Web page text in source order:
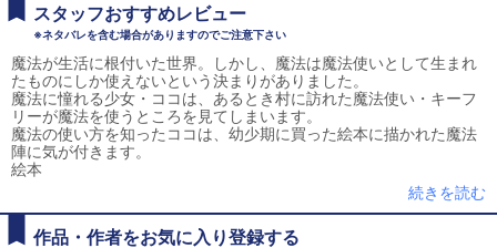
スタッフおすすめレビュー
※ネタバレを含む場合がありますのでご注意下さい
魔法が生活に根付いた世界。しかし、魔法は魔法使いとして生まれ
たものにしか使えないという決まりがありました。
魔法に憧れる少女・ココは、あるとき村に訪れた魔法使い・キーフ
リーが魔法を使うところを見てしまいます。
魔法の使い方を知ったココは、幼少期に買った絵本に描かれた魔法
陣に気が付きます。
絵本
続きを読む
作品・作者をお気に入り登録する